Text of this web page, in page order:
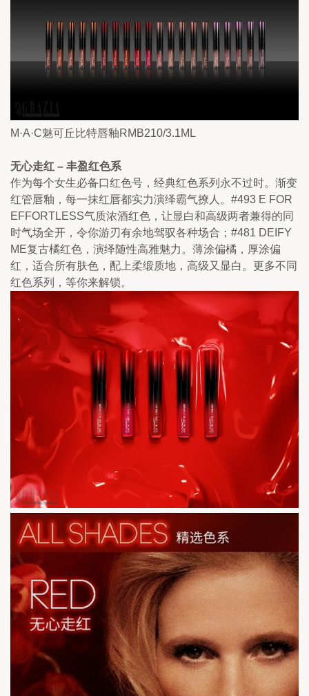
M·A·C魅可丘比特唇釉RMB210/3.1ML
无心走红 – 丰盈红色系
作为每个女生必备口红色号，经典红色系列永不过时。渐变
红管唇釉，每一抹红唇都实力演绎霸气撩人。#493 E FOR
EFFORTLESS气质浓酒红色，让显白和高级两者兼得的同
时气场全开，令你游刃有余地驾驭各种场合；#481 DEIFY
ME复古橘红色，演绎随性高雅魅力。薄涂偏橘，厚涂偏
红，适合所有肤色，配上柔缎质地，高级又显白。更多不同
红色系列，等你来解锁。